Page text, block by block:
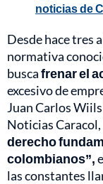
noticias de
Desde hace tres
normativa
buscafrenar el
excesivo de
Juan Carlos
Noticias
derecho
colombianos”,
las constantes